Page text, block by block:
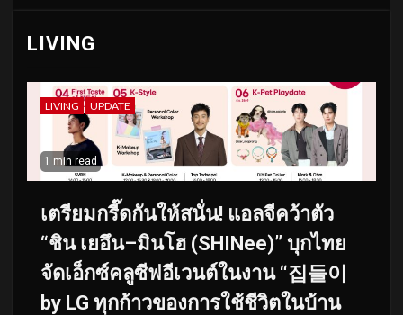
LIVING
LIVING UPDATE
1 min read
เตรียมกรี๊ดกันให้สนั่น! แอลจีคว้าตัว
“ชิน เยอึน–มินโฮ (SHINee)” บุกไทย
จัดเอ็กซ์คลูซีฟอีเวนต์ในงาน “집들이
by LG ทุกก้าวของการใช้ชีวิตในบ้าน